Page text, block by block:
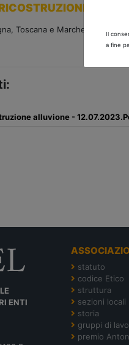
Toscana e Marche D.L. 88/
alluvione -
ENTI
statuto
codice Etico
struttura
sezioni locali
storia
gruppi di
premio
Il
a fine